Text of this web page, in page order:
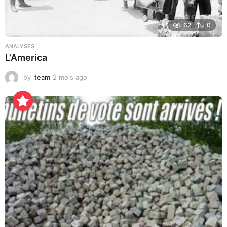
62 0
ANALYSES
L’America
by team 2 mois ago
e
u
r
e
s
a
g
o